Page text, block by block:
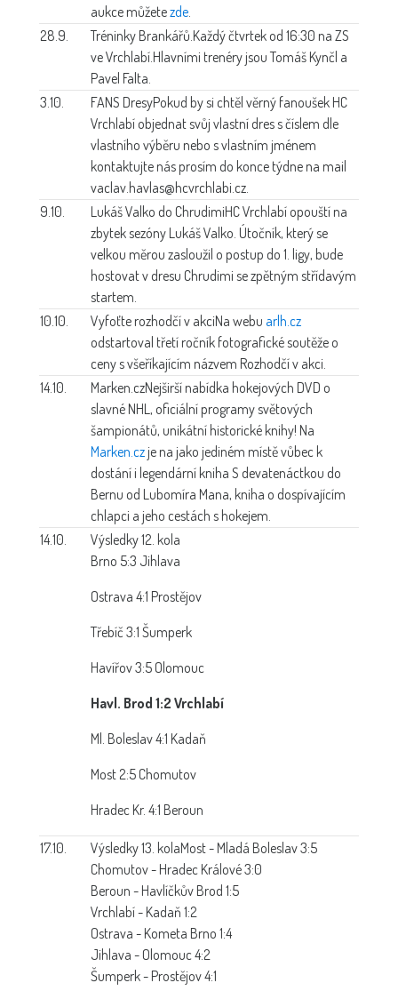
aukce můžetezde
28.9.
Tréninky Brankářů. Každý čtvrtek od 16:30 na ZS
ve Vrchlabí.Hlavními trenéry jsou Tomáš Kynčl a
Pavel Falta.
3.10.
FANS DresyPokud by si chtěl věrný fanoušek HC
Vrchlabí objednat svůj vlastní dres s číslem dle
vlastního výběru nebo s vlastním jménem
kontaktujte nás prosím do konce týdne na mail
vaclav.havlas@hcvrchlabi.cz.
9.10.
Lukáš Valko do ChrudimiHC Vrchlabí opouští na
zbytek sezóny Lukáš Valko. Útočník, který se
velkou měrou zasloužil o postup do 1. ligy, bude
hostovat v dresu Chrudimi se zpětným střídavým
startem.
10.10.
Vyfoťte rozhodčí v akciNa webu arlh.cz
odstartoval třetí ročník fotografické soutěže o
ceny s všeříkajícím názvem Rozhodčí v akci.
14.10.
Marken.czNejširší nabídka hokejových DVD o
slavné NHL, oficiální programy světových
šampionátů, unikátní historické knihy! Na
Marken.cz je na jako jediném místě vůbec k
dostání i legendární kniha S devatenáctkou do
Bernu od Lubomíra Mana, kniha o dospívajícím
chlapci a jeho cestách s hokejem.
14.10.
Výsledky 12. kola
Brno 5:3 Jihlava
Ostrava 4:1 Prostějov
Třebíč 3:1 Šumperk
Havířov 3:5 Olomouc
Havl. Brod 1:2 Vrchlabí
Ml. Boleslav 4:1 Kadaň
Most 2:5 Chomutov
Hradec Kr. 4:1 Beroun
17.10. Výsledky 13. kolaMost - Mladá Boleslav 3:5
Chomutov - Hradec Králové 3:0
Beroun - Havlíčkův Brod 1:5
Vrchlabí - Kadaň 1:2
Ostrava - Kometa Brno 1:4
Jihlava - Olomouc 4:2
Šumperk - Prostějov 4:1